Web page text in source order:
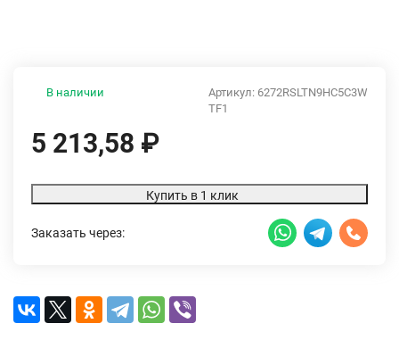
Артикул: 6272RSLTN9HC5C3W
TF1
В наличии
5 213,58 ₽
Купить в 1 клик
Заказать через: